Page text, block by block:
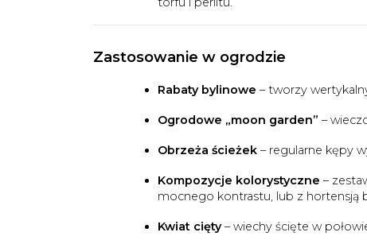
Zastosowanie w ogrodzie
Rabaty bylinowe – tworzy
Ogrodowe „moon garden” –
Obrzeża ścieżek – regularne kępy
Kompozycje kolorystyczne –
mocnego kontrastu, lub z hortensją
Kwiat cięty– wiechy ścięte w